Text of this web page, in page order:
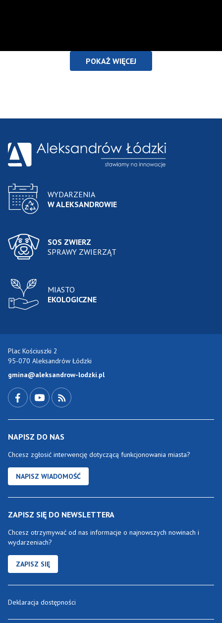
POKAŻ WIĘCEJ
WYDARZENIA
W ALEKSANDROWIE
SOS ZWIERZ
SPRAWY ZWIERZĄT
MIASTO
EKOLOGICZNE
Plac Kościuszki 2
95-070 Aleksandrów Łódzki
gmina@aleksandrow-lodzki.pl
NAPISZ DO NAS
Chcesz zgłosić interwencję dotyczącą funkcjonowania miasta?
NAPISZ WIADOMOŚĆ
ZAPISZ SIĘ DO NEWSLETTERA
Chcesz otrzymywać od nas informacje o najnowszych nowinach i
wydarzeniach?
ZAPISZ SIĘ
Deklaracja dostępności